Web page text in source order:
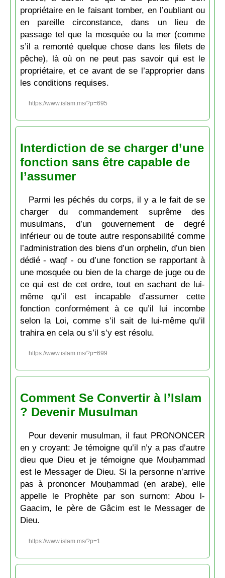
propriétaire en le faisant tomber, en l’oubliant ou
en pareille circonstance, dans un lieu de
passage tel que la mosquée ou la mer (comme
s’il a remonté quelque chose dans les filets de
pêche), là où on ne peut pas savoir qui est le
propriétaire, et ce avant de se l’approprier dans
les conditions requises.
https://www.islam.ms/?p=695
Interdiction de se charger d’une
fonction sans être capable de
l’assumer
Parmi les péchés du corps, il y a le fait de se
charger du commandement suprême des
musulmans, d’un gouvernement de degré
inférieur ou de toute autre responsabilité comme
l’administration des biens d’un orphelin, d’un bien
dédié - waqf - ou d’une fonction se rapportant à
une mosquée ou bien de la charge de juge ou de
ce qui est de cet ordre, tout en sachant de lui-
même qu’il est incapable d’assumer cette
fonction conformément à ce qu’il lui incombe
selon la Loi, comme s’il sait de lui-même qu’il
trahira en cela ou s’il s’y est résolu.
https://www.islam.ms/?p=699
Comment Se Convertir à l’Islam
? Devenir Musulman
Pour devenir musulman, il faut PRONONCER
en y croyant: Je témoigne qu’il n’y a pas d’autre
dieu que Dieu et je témoigne que Mouḥammad
est le Messager de Dieu. Si la personne n’arrive
pas à prononcer Mouḥammad (en arabe), elle
appelle le Prophète par son surnom: Abou l-
Gaacim, le père de Gâcim est le Messager de
Dieu.
https://www.islam.ms/?p=1